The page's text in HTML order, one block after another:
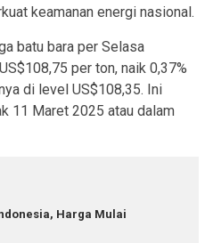
keamanan energi nasional.
batu bara per Selasa
per ton, naik 0,37%
di level US$108,35. Ini
11 Maret 2025 atau dalam
Harga Mulai